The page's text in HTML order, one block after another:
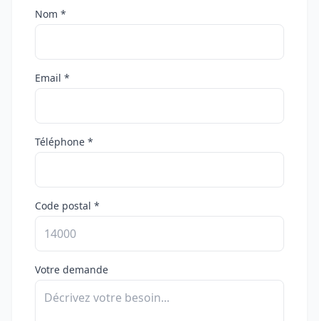
Nom *
Email *
Téléphone *
Code postal *
Votre demande